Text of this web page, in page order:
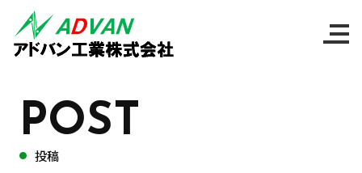
ホーム
製品紹介
設備について
POST
投稿